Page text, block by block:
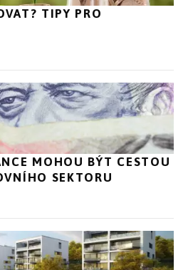
TIPY PRO
MOHOU BÝT CESTOU
SEKTORU